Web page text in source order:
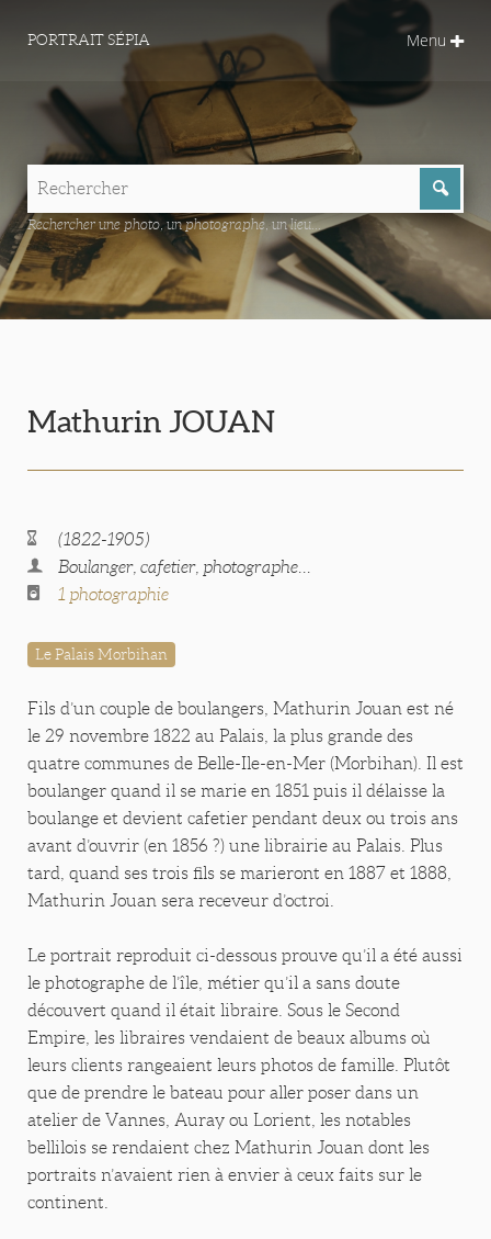
PORTRAIT SÉPIA Menu
Rechercher une photo, un photographe, un lieu...
Mathurin JOUAN
(1822-1905)
Boulanger, cafetier, photographe...
1 photographie
Le Palais Morbihan
Fils d’un couple de boulangers, Mathurin Jouan est né
le 29 novembre 1822 au Palais, la plus grande des
quatre communes de Belle-Ile-en-Mer (Morbihan). Il est
boulanger quand il se marie en 1851 puis il délaisse la
boulange et devient cafetier pendant deux ou trois ans
avant d’ouvrir (en 1856 ?) une librairie au Palais. Plus
tard, quand ses trois fils se marieront en 1887 et 1888,
Mathurin Jouan sera receveur d’octroi.
Le portrait reproduit ci-dessous prouve qu’il a été aussi
le photographe de l’île, métier qu’il a sans doute
découvert quand il était libraire. Sous le Second
Empire, les libraires vendaient de beaux albums où
leurs clients rangeaient leurs photos de famille. Plutôt
que de prendre le bateau pour aller poser dans un
atelier de Vannes, Auray ou Lorient, les notables
bellilois se rendaient chez Mathurin Jouan dont les
portraits n’avaient rien à envier à ceux faits sur le
continent.